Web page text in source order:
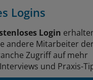
Logins
Login
andere Mitarbeiter
Zugriff auf mehr
und Praxis-